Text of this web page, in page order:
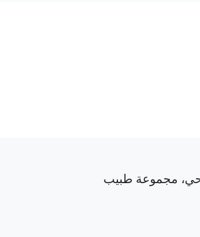
مجموعة طبيب